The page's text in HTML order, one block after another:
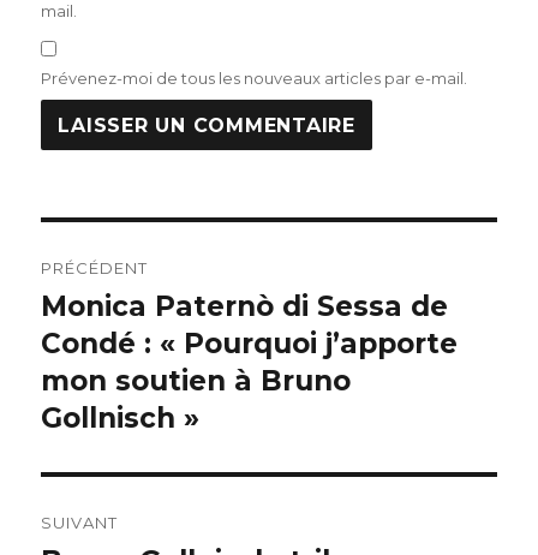
mail.
Prévenez-moi de tous les nouveaux articles par e-mail.
de
l’article
PRÉCÉDENT
Publication
précédente :
Monica Paternò di Sessa de
Condé : « Pourquoi j’apporte
mon soutien à Bruno
Gollnisch »
SUIVANT